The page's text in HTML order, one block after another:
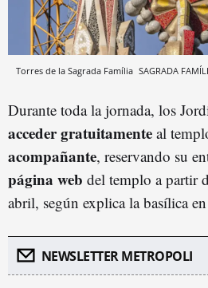
Torres de la Sagrada Família SAGRADA
Durante toda la jornada, los
acceder gratuitamente al
acompañante, reservando su
página web del templo a partir
abril, según explica la basílica
NEWSLETTER METROPOLI